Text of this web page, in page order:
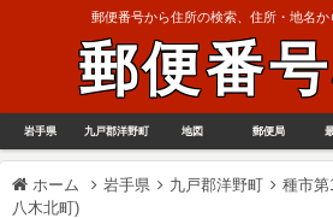
郵便番号から住所の検索、住所・地名
郵便番
岩手県 九戸郡洋野町 地図 郵便局
ホーム 岩手県 九戸郡洋野町
種市第
八木北町)